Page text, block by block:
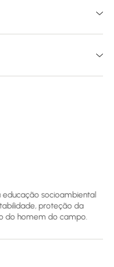
socioambiental
proteção da
do homem do campo.